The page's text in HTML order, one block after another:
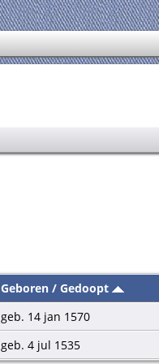
Geboren / Gedoopt
geb. 14 jan 1570
geb. 4 jul 1535